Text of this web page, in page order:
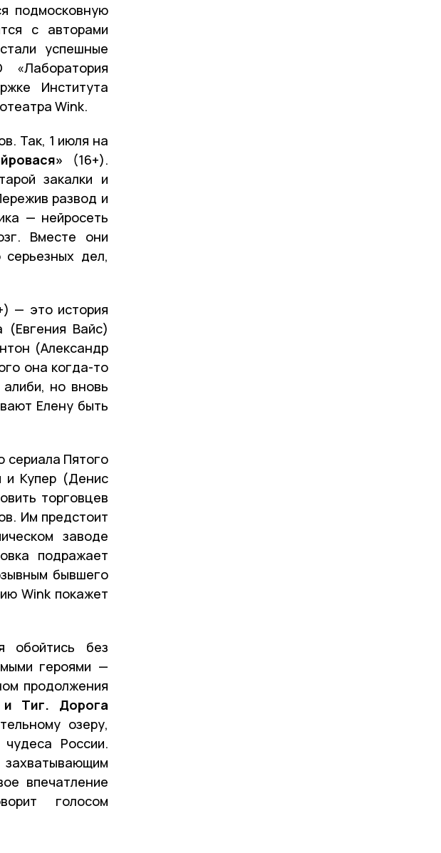
подмосковную
с авторами
успешные
Института
Wink.
Так, 1 июля на
(16+).
закалки и
развод и
— нейросеть
Вместе они
дел,
— это история
(Евгения Вайс)
(Александр
она когда-то
но вновь
Елену быть
сериала Пятого
и Купер (Денис
торговцев
Им предстоит
заводе
подражает
бывшего
Wink покажет
обойтись без
героями —
продолжения
Тиг. Дорога
озеру,
России.
впечатление
голосом